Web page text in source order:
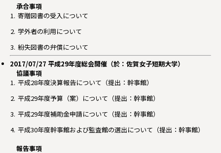
承合事項
寄贈図書の受入について
学外者の利用について
紛失図書の弁償について
2017/07/27 平成29年度総会開催（於：佐賀女子短期大学）
協議事項
平成28年度決算報告について（提出：幹事館）
平成29年度予算（案）について（提出：幹事館）
平成29年度補助金申請について（提出：幹事館）
平成30年度幹事館および監査館の選出について（提出：幹事館）
報告事項